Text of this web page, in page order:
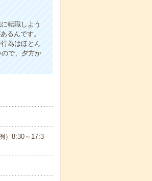
転職しよう
るんです。
為はほとん
で、夕方か
）8:30～17:3